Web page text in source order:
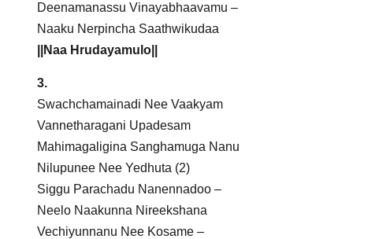
Deenamanassu Vinayabhaavamu –
Naaku Nerpincha Saathwikudaa
||Naa Hrudayamulo||
3.
Swachchamainadi Nee Vaakyam
Vannetharagani Upadesam
Mahimagaligina Sanghamuga Nanu
Nilupunee Nee Yedhuta (2)
Siggu Parachadu Nanennadoo –
Neelo Naakunna Nireekshana
Vechiyunnanu Nee Kosame –